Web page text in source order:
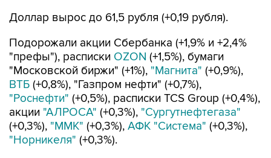
Доллар вырос до 61,5 рубля (+0,19 рубля).
Подорожали акции Сбербанка (+1,9% и +2,4%
"префы"), расписки OZON (+1,5%), бумаги
"Московской биржи" (+1%), "Магнита" (+0,9%),
ВТБ (+0,8%), "Газпром нефти" (+0,7%),
"Роснефти" (+0,5%), расписки TCS Group (+0,4%),
акции "АЛРОСА" (+0,3%), "Сургутнефтегаза"
(+0,3%), "ММК" (+0,3%), АФК "Система" (+0,3%),
"Норникеля" (+0,3%).